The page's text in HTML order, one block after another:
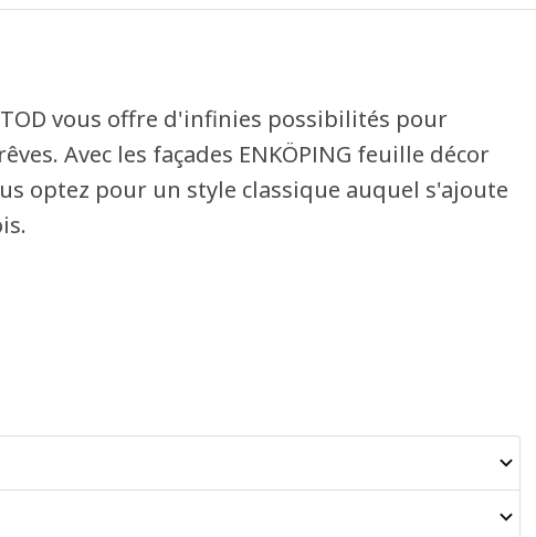
vous offre d'infinies possibilités pour
Avec les façades ENKÖPING feuille décor
optez pour un style classique auquel s'ajoute